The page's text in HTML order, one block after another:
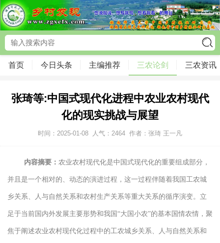
首页 今日头条 主编推荐 三农论剑 三农资讯
张琦等:中国式现代化进程中农业农村现代
化的现实挑战与展望
时间：2025-01-08 人气： 2464 作者：张琦 王一凡
内容摘要： 农业农村现代化是中国式现代化的重要组成部分，
并且是一个相对的、动态的演进过程，这一过程伴随着我国工农城
乡关系、人与自然关系和农村生产关系等重大关系的循序演变。立
足于当前国内外发展主要形势和我国“大国小农”的基本国情农情，聚
焦于阐述农业农村现代化过程中的工农城乡关系、人与自然关系和